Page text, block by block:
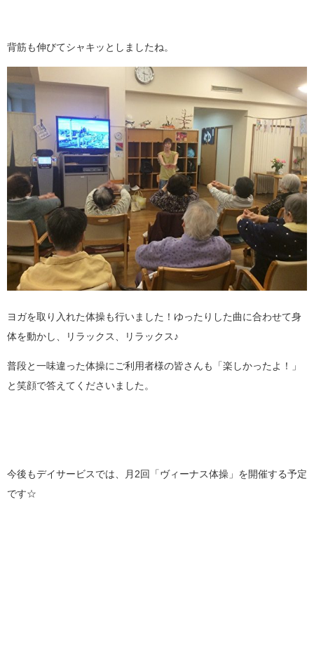
背筋も伸びてシャキッとしましたね。
ヨガを取り入れた体操も行いました！ゆったりした曲に合わせて身
体を動かし、リラックス、リラックス♪
普段と一味違った体操にご利用者様の皆さんも「楽しかったよ！」
と笑顔で答えてくださいました。
今後もデイサービスでは、月2回「ヴィーナス体操」を開催する予定
です☆